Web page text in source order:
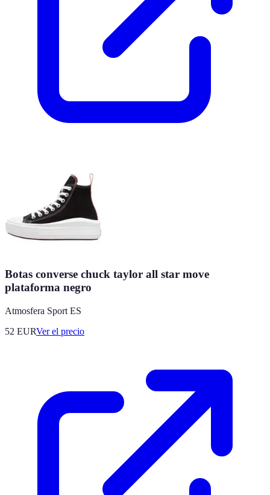
Botas converse chuck taylor all star move
plataforma negro
Atmosfera Sport ES
52 EURVer el precio